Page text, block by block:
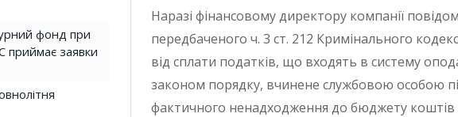
фонд при
приймає заявки
Наразі фінансовому директору компанії
передбаченого ч. 3 ст. 212 Кримінального
від сплати податків, що входять в систему
законом порядку, вчинене службовою особою
фактичного ненадходження до бюджету коштів